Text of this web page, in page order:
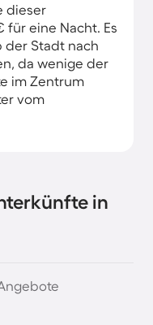
dieser
eine Nacht. Es
der Stadt nach
da wenige der
im Zentrum
vom
in